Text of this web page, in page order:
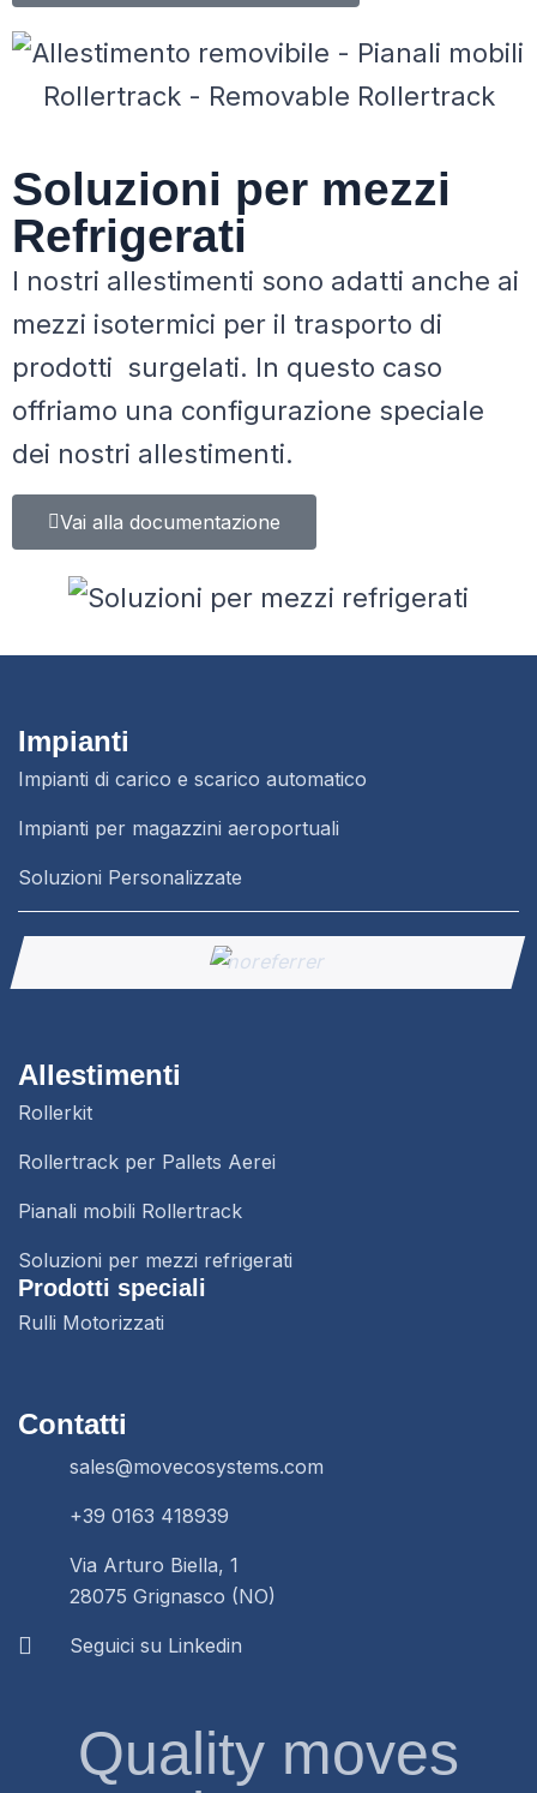
Soluzioni per mezzi
Refrigerati
I nostri allestimenti sono adatti anche ai
mezzi isotermici per il trasporto di
prodotti surgelati. In questo caso
offriamo una configurazione speciale
dei nostri allestimenti.
Vai alla documentazione
Impianti
Impianti di carico e scarico automatico
Impianti per magazzini aeroportuali
Soluzioni Personalizzate
Allestimenti
Rollerkit
Rollertrack per Pallets Aerei
Pianali mobili Rollertrack
Soluzioni per mezzi refrigerati
Prodotti speciali
Rulli Motorizzati
Contatti
sales@movecosystems.com
+39 0163 418939
Via Arturo Biella, 1
28075 Grignasco (NO)
Seguici su Linkedin
Quality moves